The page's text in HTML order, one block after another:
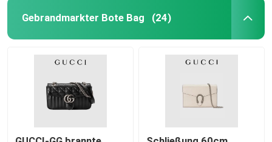
Gebrandmarkter Bote Bag (24)